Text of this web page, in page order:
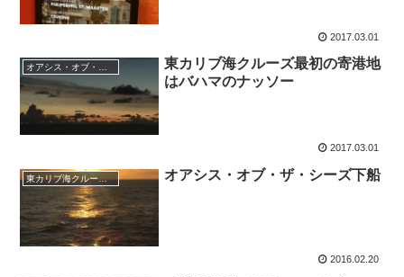
2017.03.01
オアシス・オブ・ザ・シーズ船内日記
東カリブ海クルーズ最初の寄港地
はバハマのナッソー
2017.03.01
東カリブ海クルーズ旅行記 オアシス・オブ・ザ・シーズ下船
2016.02.20